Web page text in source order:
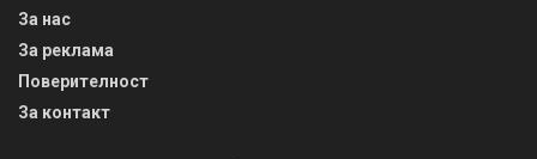
За нас
За реклама
Поверителност
За контакт